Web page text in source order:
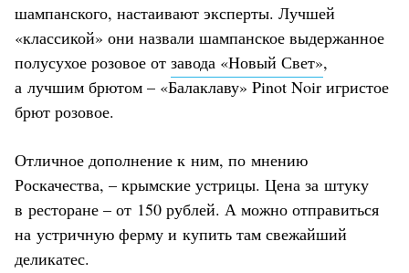
шампанского, настаивают эксперты. Лучшей
«классикой» они назвали шампанское выдержанное
полусухое розовое от завода «Новый Свет»,
а лучшим брютом – «Балаклаву» Pinot Noir игристое
брют розовое.
Отличное дополнение к ним, по мнению
Роскачества, – крымские устрицы. Цена за штуку
в ресторане – от 150 рублей. А можно отправиться
на устричную ферму и купить там свежайший
деликатес.